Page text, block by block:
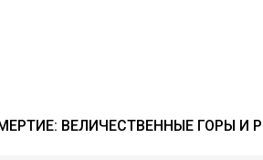
ВЕЛИЧЕСТВЕННЫЕ ГОРЫ И